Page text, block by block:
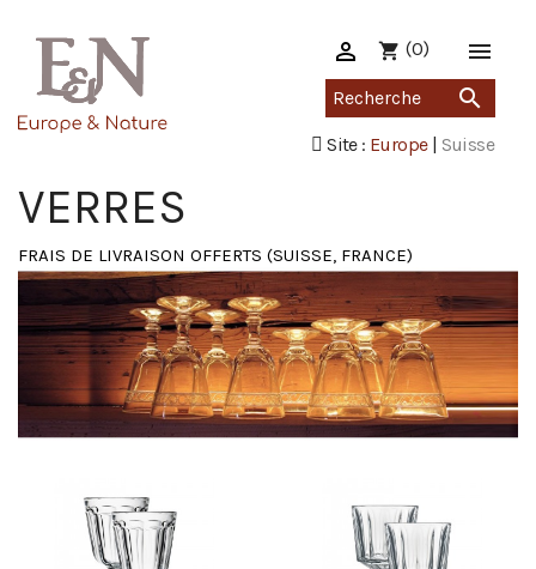

shopping_cart (0)

Site : Europe| Suisse

VERRES
FRAIS DE LIVRAISON OFFERTS (SUISSE, FRANCE)